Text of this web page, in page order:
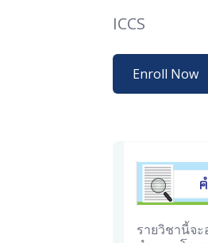
ICCS
Enroll Now
รายวิชานี้จ